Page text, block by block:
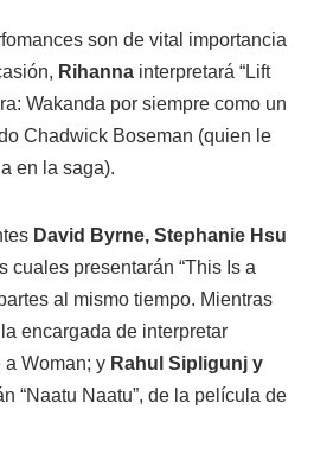
son de vital importancia
Rihanna interpretará “Lift
Wakanda por siempre como un
Chadwick Boseman (quien le
en la saga).
David Byrne, Stephanie Hsu
cuales presentarán “This Is a
al mismo tiempo. Mientras
encargada de interpretar
a Woman; y Rahul Sipligunj y
“Naatu Naatu”, de la película de